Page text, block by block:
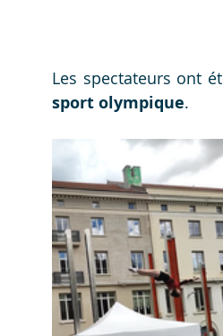
sport olympique.